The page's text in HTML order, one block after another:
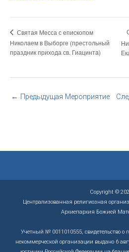
Святая Месса с епископом
Николаем в Выборге (престольный
праздник прихода св. Гиацинта)
← Предыдущая Мероприятие
Copyright ©
Централизованная религиозная
Архиепархия Божией
Учетный № 0011010555, свидетельство о
некоммерческой организации выдано 6